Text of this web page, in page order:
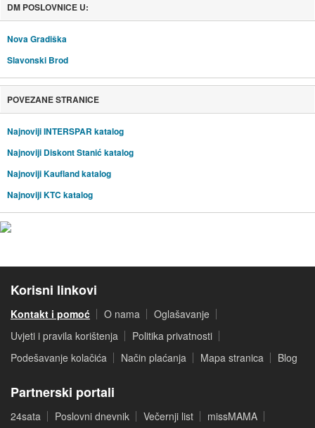
DM POSLOVNICE U:
Nova Gradiška
Slavonski Brod
POVEZANE STRANICE
Najnoviji INTERSPAR katalog
Najnoviji Diskont Stanić katalog
Najnoviji Kaufland katalog
Najnoviji KTC katalog
Korisni linkovi
Kontakt i pomoć O nama
Oglašavanje
Uvjeti i pravila korištenja
Politika privatnosti
Podešavanje kolačića
Način plaćanja Mapa stranica Blog
Partnerski portali
24sata Poslovni dnevnik Večernji list missMAMA